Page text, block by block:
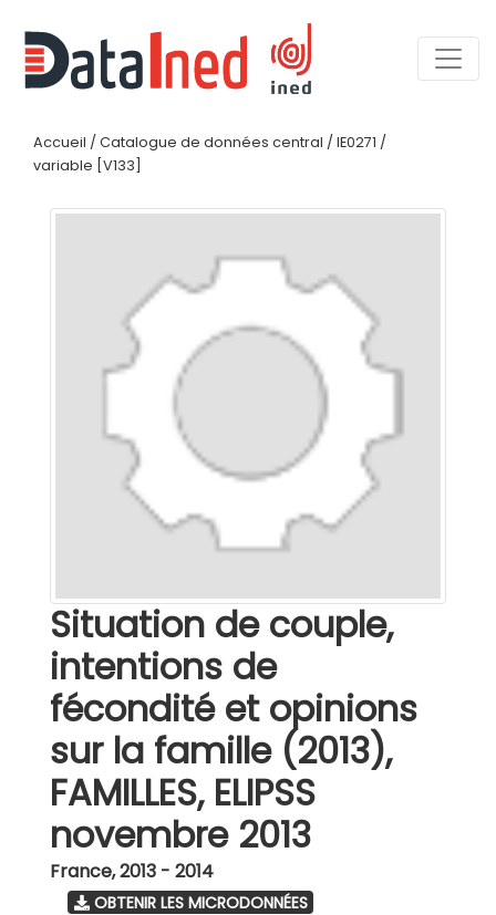
Accueil / Catalogue de données central / IE0271 /
variable [V133]
Situation de couple,
intentions de
fécondité et opinions
sur la famille (2013),
FAMILLES, ELIPSS
novembre 2013
France,2013 - 2014
OBTENIR LES MICRODONNÉES